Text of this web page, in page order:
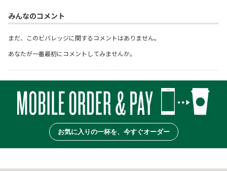
みんなのコメント
まだ、このビバレッジに関するコメントはありません。
あなたが一番最初にコメントしてみませんか。
お気に入りの一杯を、今すぐオーダー